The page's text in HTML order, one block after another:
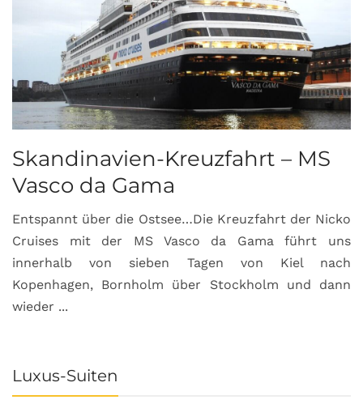
Skandinavien-Kreuzfahrt – MS
Vasco da Gama
Entspannt über die Ostsee…Die Kreuzfahrt der Nicko
Cruises mit der MS Vasco da Gama führt uns
innerhalb von sieben Tagen von Kiel nach
Kopenhagen, Bornholm über Stockholm und dann
wieder ...
Luxus-Suiten